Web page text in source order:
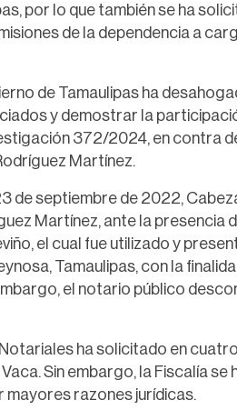
por lo que también se ha
de la dependencia a
de Tamaulipas ha
y demostrar la
372/2024, en contra
Martínez.
de septiembre de 2022,
Martínez, ante la presencia
el cual fue utilizado y
Tamaulipas, con la
el notario público
ha solicitado en
Sin embargo, la Fiscalía se
mayores razones jurídicas.